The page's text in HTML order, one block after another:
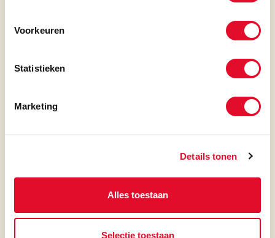
Voorkeuren
Statistieken
Marketing
Details tonen
Alles toestaan
Selectie toestaan
E-MAILADRES